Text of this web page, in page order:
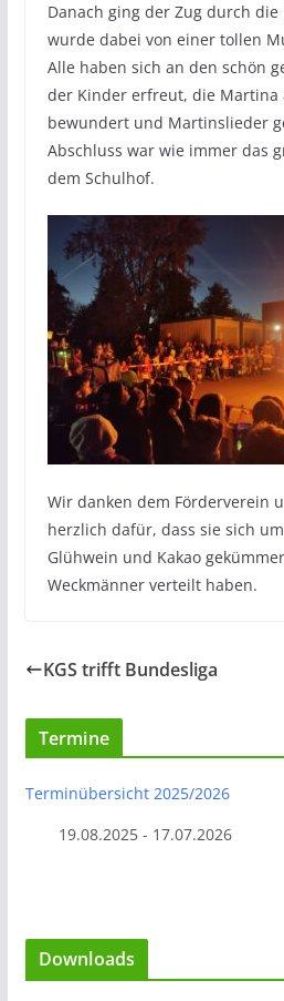
Danach ging der Zug durch
wurde dabei von einer tollen
Alle haben sich an den schön
der Kinder erfreut, die Martina
bewundert und Martinslieder
Abschluss war wie immer das
dem Schulhof.
Wir danken dem Förderverein
herzlich dafür, dass sie sich
Glühwein und Kakao
Weckmänner verteilt haben.
KGS trifft Bundesliga
Termine
Terminübersicht 2025/2026
19.08.2025 - 17.07.2026
Downloads